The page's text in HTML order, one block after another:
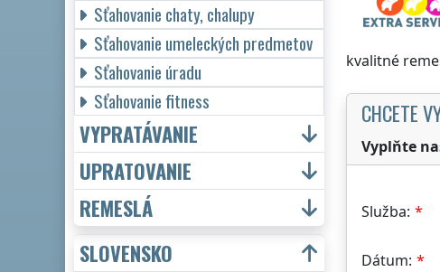
kvalitné
CHCETE
Vyplňte
Služba:
Dátum:
Sťahovanie chaty, chalupy
Sťahovanie umeleckých predmetov
Sťahovanie úradu
Sťahovanie fitness
VYPRATÁVANIE
UPRATOVANIE
REMESLÁ
SLOVENSKO